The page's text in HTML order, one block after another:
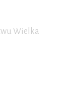
Wielka